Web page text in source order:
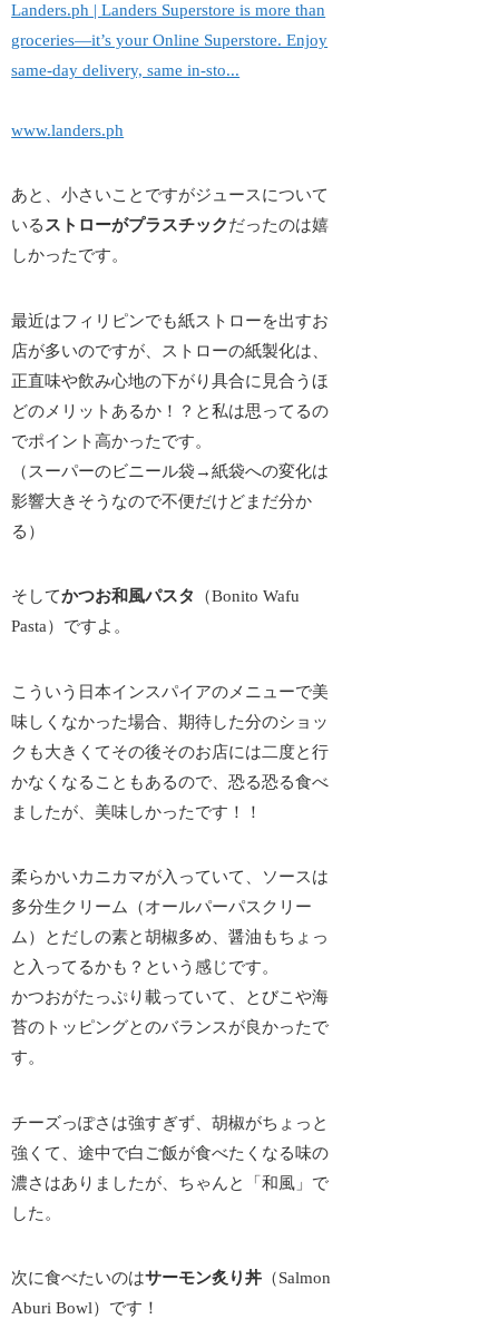
Landers.ph | Landers Superstore is more than
groceries—it’s your Online Superstore. Enjoy
same-day delivery, same in-sto...
www.landers.ph
あと、小さいことですがジュースについて
いるストローがプラスチックだったのは嬉
しかったです。
最近はフィリピンでも紙ストローを出すお
店が多いのですが、ストローの紙製化は、
正直味や飲み心地の下がり具合に見合うほ
どのメリットあるか！？ と私は思ってるの
でポイント高かったです。
（スーパーのビニール袋→紙袋への変化は
影響大きそうなので不便だけどまだ分か
る）
そしてかつお和風パスタ
（Bonito Wafu
Pasta）ですよ。
こういう日本インスパイアのメニューで美
味しくなかった場合、期待した分のショッ
クも大きくてその後そのお店には二度と行
かなくなる こともあるので、恐る恐る食べ
ましたが、美味しかったです！！
柔らかいカニカマが入っていて、ソースは
多分生クリーム（オールパーパスクリー
ム）とだしの素と胡椒多め、醤油もちょっ
と入ってるかも？という感じです。
かつおがたっぷり載っていて、とびこや海
苔のトッピングとのバランスが良かったで
す。
チーズっぽさは強すぎず、胡椒がちょっと
強くて、途中で白ご飯が食べたくなる味の
濃さはありましたが、 ちゃんと「和風」 で
した。
次に食べたいのはサーモン炙り丼 （Salmon
Aburi Bowl）です！